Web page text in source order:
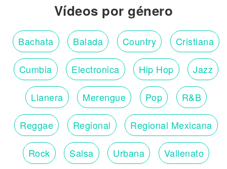
Vídeos por género
Bachata Balada Country Cristiana
Cumbia Electronica Hip Hop Jazz
Llanera Merengue Pop R&B
Reggae Regional Regional Mexicana
Rock Salsa Urbana Vallenato